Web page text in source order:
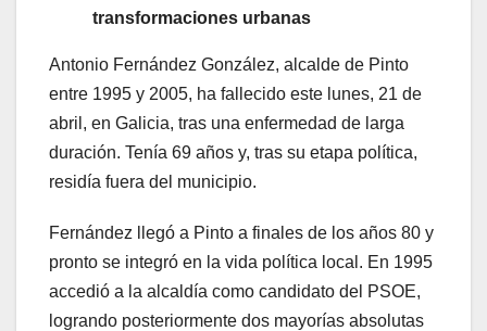
transformaciones urbanas
Antonio Fernández González, alcalde de Pinto
entre 1995 y 2005, ha fallecido este lunes, 21 de
abril, en Galicia, tras una enfermedad de larga
duración. Tenía 69 años y, tras su etapa política,
residía fuera del municipio.
Fernández llegó a Pinto a finales de los años 80 y
pronto se integró en la vida política local. En 1995
accedió a la alcaldía como candidato del PSOE,
logrando posteriormente dos mayorías absolutas